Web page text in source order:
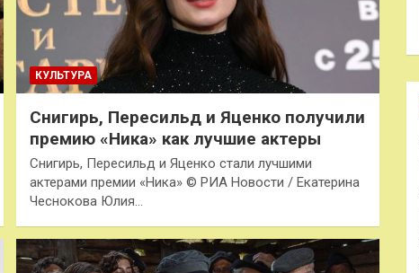
КУЛЬТУРА
Снигирь, Пересильд и Яценко получили
премию «Ника» как лучшие актеры
Снигирь, Пересильд и Яценко стали лучшими
актерами премии «Ника» © РИА Новости / Екатерина
Чеснокова Юлия…